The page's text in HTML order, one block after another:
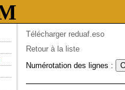
Télécharger reduaf.eso
Retour à la liste
Numérotation des lignes :